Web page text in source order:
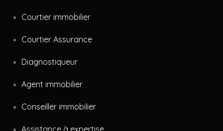
Courtier immobilier
Courtier Assurance
Diagnostiqueur
Agent immobilier
Conseiller immobilier